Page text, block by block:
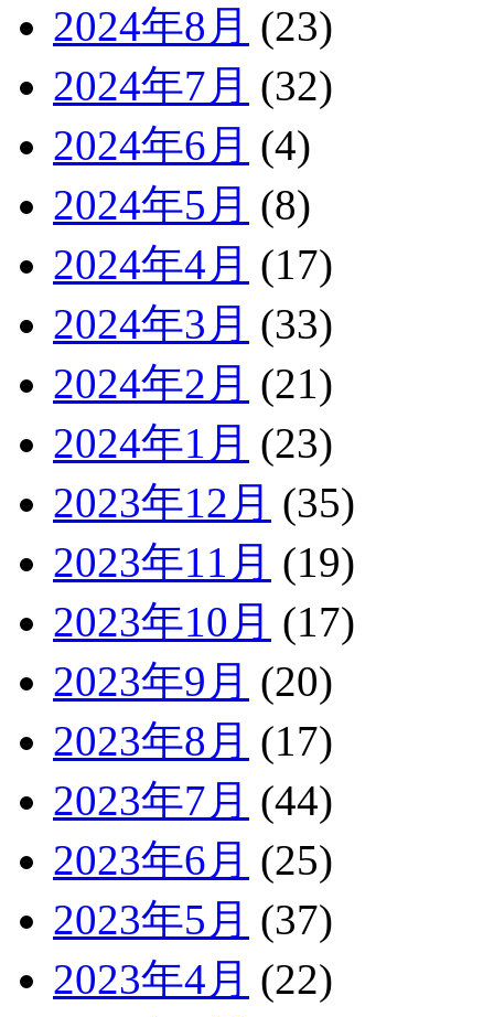
2024年8月 (23)
2024年7月 (32)
2024年6月 (4)
2024年5月 (8)
2024年4月 (17)
2024年3月 (33)
2024年2月 (21)
2024年1月 (23)
2023年12月 (35)
2023年11月 (19)
2023年10月 (17)
2023年9月 (20)
2023年8月 (17)
2023年7月 (44)
2023年6月 (25)
2023年5月 (37)
2023年4月 (22)